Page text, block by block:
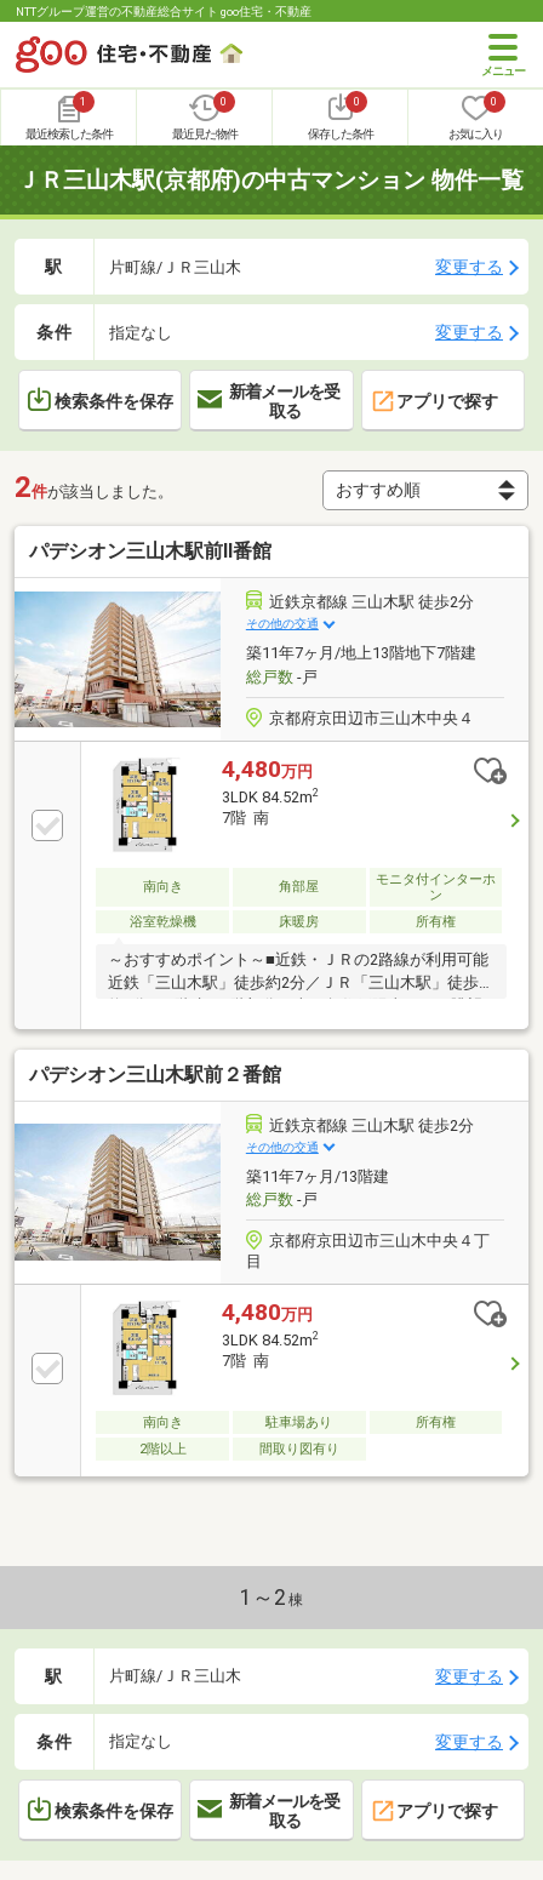
NTTグループ運営の不動産総合サイト goo住宅・不動産
1
最近検索した条件
0
最近見た物件
0
保存した条件
0
お気に入り
ＪＲ三山木駅(京都府)の中古マンション 物件一覧
駅 片町線/ＪＲ三山木 変更する
条件 指定なし 変更する
検索条件を保存
新着メールを受
取る
アプリで探す
2件が該当しました。
パデシオン三山木駅前Ⅱ番館
近鉄京都線 三山木駅 徒歩2分
その他の交通
築11年7ヶ月/地上13階地下7階建
総戸数-戸
京都府京田辺市三山木中央４
4,480万円
3LDK 84.52m2
7階 南
南向き 角部屋
モニタ付インターホ
ン
浴室乾燥機
床暖房 所有権
～おすすめポイント～■近鉄・ＪＲの2路線が利用可能
近鉄「三山木駅」徒歩約2分／ＪＲ「三山木駅」徒歩
約2分■13階建て7階部分の南西角住戸陽当たり・眺望
良好です♪■専有面積：84.52㎡・バルコニーも広々
34.52㎡■ペット飼育可（階数・飼育数の制限有）当該
物件はペット飼育可能階です♪■室内設備等充実ＬＤ床
暖房／食器洗浄乾燥機／備付食器棚／浴室換気乾燥機
／フルフラット設計などお問い合わせは担当の轟木ま
でお申し付けください（担当者ＴＥＬ：080-7376-
2594）
パデシオン三山木駅前２番館
近鉄京都線 三山木駅 徒歩2分
その他の交通
築11年7ヶ月/13階建
総戸数-戸
京都府京田辺市三山木中央４丁
目
4,480万円
3LDK 84.52m2
7階 南
南向き 駐車場あり
所有権
2階以上
間取り図有り
1～2 棟
駅 片町線/ＪＲ三山木 変更する
条件 指定なし 変更する
検索条件を保存
新着メールを受
取る
アプリで探す